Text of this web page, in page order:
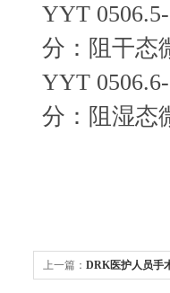
YYT
分：阻干态
YYT
分：阻湿态
上一篇： DRK医护人员手